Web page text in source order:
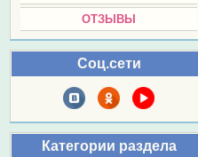
ОТЗЫВЫ
Соц.сети
Категории раздела